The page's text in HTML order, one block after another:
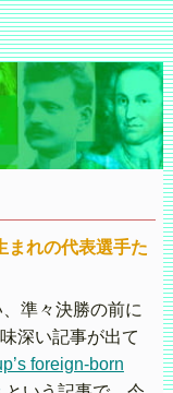
まれの代表選手た
準々決勝の前に
深い記事が出て
foreign-born